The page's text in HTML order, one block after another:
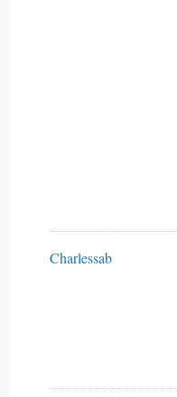
Charlessab